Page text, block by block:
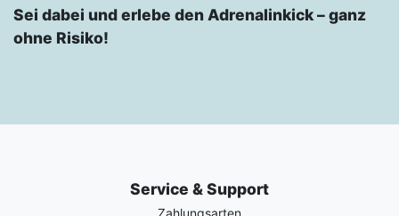
Sei dabei und erlebe den Adrenalinkick – ganz
ohne Risiko!
Service & Support